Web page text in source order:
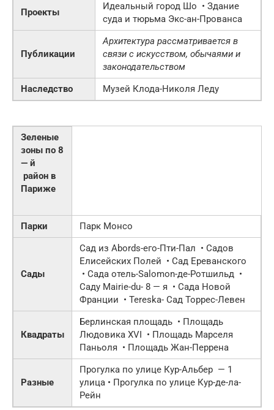
Проекты
Идеальный город Шо • Здание
суда и тюрьма Экс-ан-Прованса
Публикации
Архитектура рассматривается в
связи с искусством, обычаями и
законодательством
Наследство
Музей Клода-Николя Леду
Зеленые
зоны по 8
— й
район в
Париже
Парки Парк Монсо
Сады
Сад из Abords-его-Пти-Пал • Садов
Елисейских Полей • Сад Ереванского
• Сада отель-Salomon-де-Ротшильд •
Саду Mairie-du- 8 — я • Сада Новой
Франции • Tereska- Сад Торрес-Левен
Квадраты
Берлинская площадь • Площадь
Людовика XVI • Площадь Марселя
Паньоля • Площадь Жан-Перрена
Разные
Прогулка по улице Кур-Альбер — 1
улица • Прогулка по улице Кур-де-ла-
Рейн